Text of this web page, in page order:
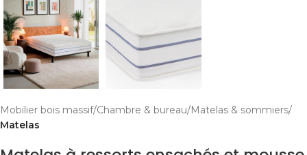
Mobilier bois massif Chambre & bureau Matelas & sommiers
Matelas